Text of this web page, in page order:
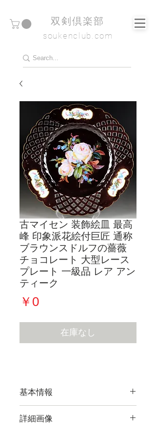
​双剣倶楽部
soukenclub.com
古マイセン 装飾絵皿 最高
峰 印象派花絵付巨匠 通称
ブラウンスドルフの薔薇
チョコレート 大型レース
プレート 一級品 レア アン
ティーク
￥0価
格
在庫なし
基本情報
詳細画像